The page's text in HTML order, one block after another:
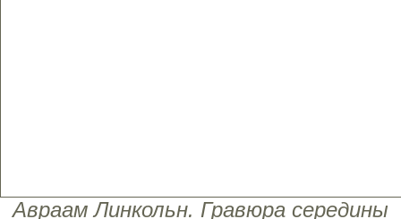
Авраам Линкольн. Гравюра середины